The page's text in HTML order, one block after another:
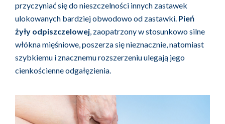
przyczyniać się do nieszczelności innych zastawek
ulokowanych bardziej obwodowo od zastawki. Pień
żyły odpiszczelowej, zaopatrzony w stosunkowo silne
włókna mięśniowe, poszerza się nieznacznie, natomiast
szybkiemu i znacznemu rozszerzeniu ulegają jego
cienkościenne odgałęzienia.